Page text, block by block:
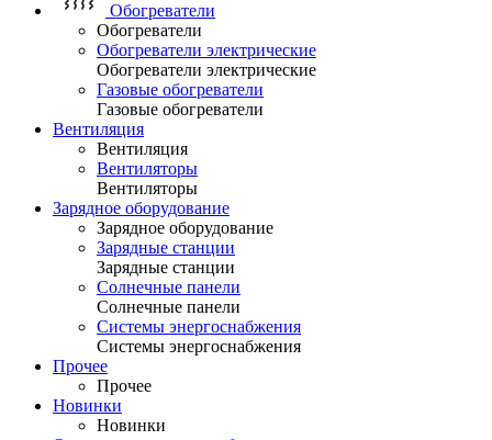
Обогреватели
Обогреватели
Обогреватели электрические
Обогреватели электрические
Газовые обогреватели
Газовые обогреватели
Вентиляция
Вентиляция
Вентиляторы
Вентиляторы
Зарядное оборудование
Зарядное оборудование
Зарядные станции
Зарядные станции
Солнечные панели
Солнечные панели
Системы энергоснабжения
Системы энергоснабжения
Прочее
Прочее
Новинки
Новинки